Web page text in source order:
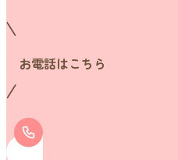
お電話はこちら